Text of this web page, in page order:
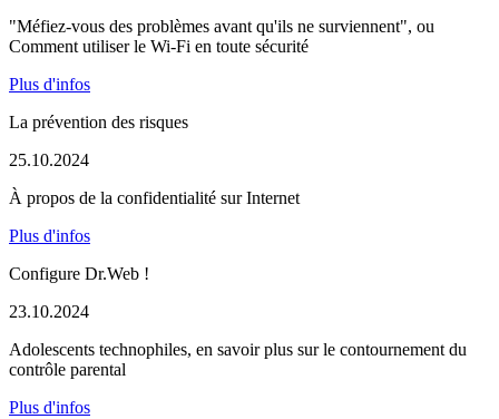
"Méfiez-vous des problèmes avant qu'ils ne surviennent", ou
Comment utiliser le Wi-Fi en toute sécurité
Plus d'infos
La prévention des risques
25.10.2024
À propos de la confidentialité sur Internet
Plus d'infos
Configure Dr.Web !
23.10.2024
Adolescents technophiles, en savoir plus sur le contournement du
contrôle parental
Plus d'infos